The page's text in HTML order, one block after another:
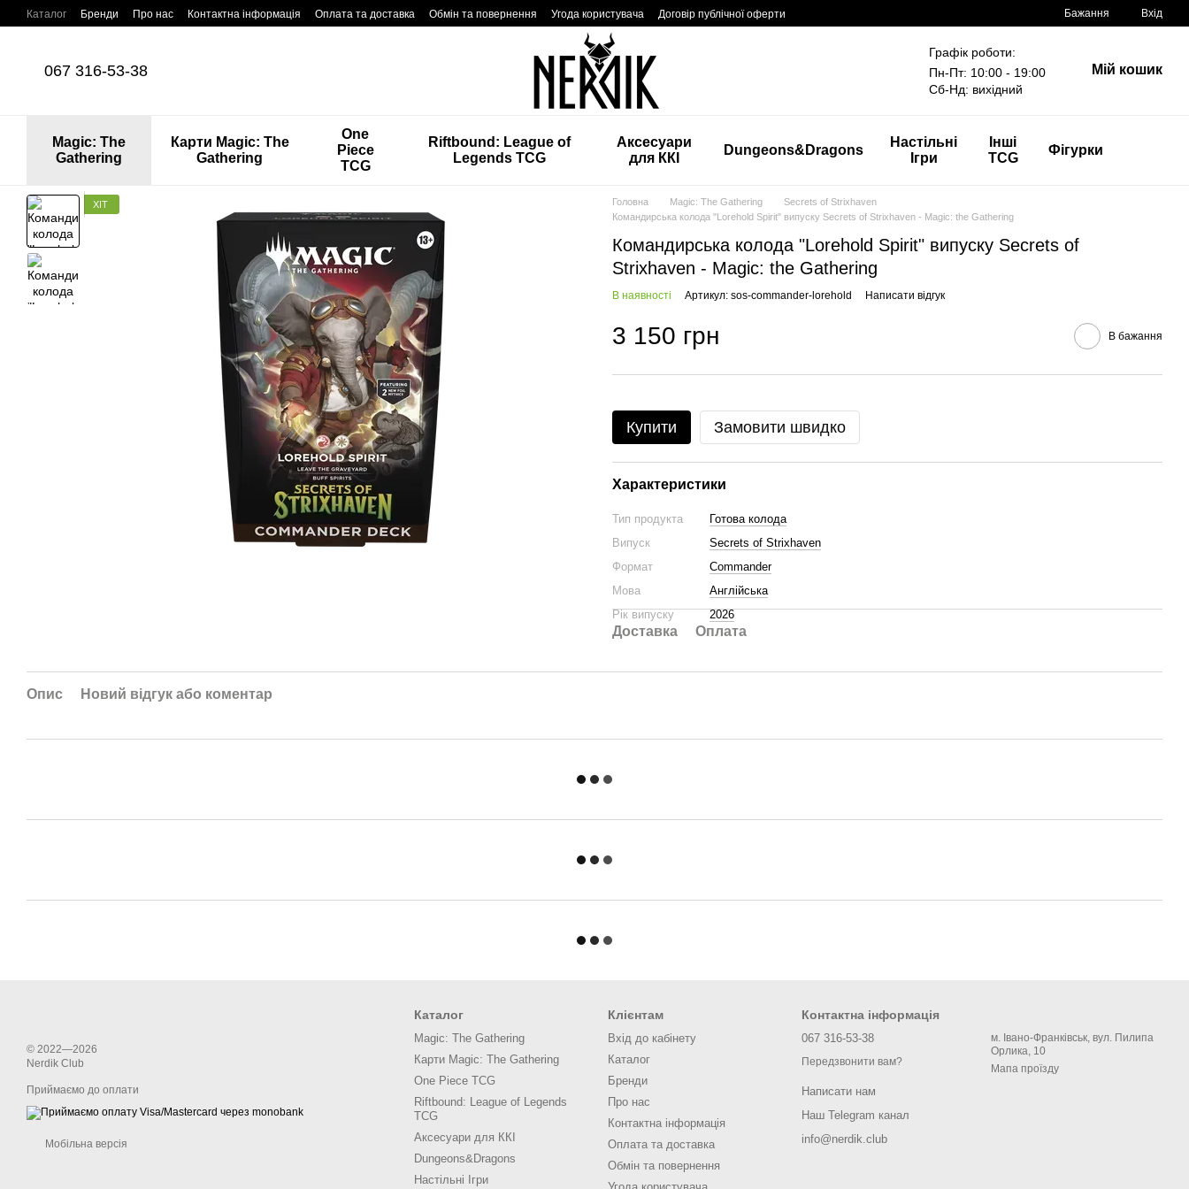
Перейти до основного контенту
Каталог Бренди Про нас Контактна інформація Оплата та доставка Обмін та повернення Угода користувача Договір публічної оферти Бажання Вхід
067 316-53-38
Графік роботи:
Пн-Пт: 10:00 - 19:00
Сб-Нд: вихідний
Мій кошик
Magic: The
Gathering
Карти Magic: The
Gathering
One
Piece
TCG
Riftbound: League of
Legends TCG
Аксесуари
для ККІ
Dungeons&Dragons
Настільні
Ігри
Інші
TCG
Фігурки
ХІТ Головна Magic: The Gathering
Secrets of Strixhaven
Командирська колода "Lorehold Spirit" випуску Secrets of Strixhaven - Magic: the Gathering
Командирська колода "Lorehold Spirit" випуску Secrets of
Strixhaven - Magic: the Gathering
В наявності Артикул: sos-commander-lorehold Написати відгук
3 150 грн В бажання
Купити Замовити швидко
Характеристики
Тип продукта
Готова колода
Випуск
Secrets of Strixhaven
Формат
Commander
Мова
Англійська
Рік випуску
2026
Доставка Оплата
Опис Новий відгук або коментар
© 2022—2026
Nerdik Club
Приймаємо до оплати
Мобільна версія
Каталог
Magic: The Gathering
Карти Magic: The Gathering
One Piece TCG
Riftbound: League of Legends
TCG
Аксесуари для ККІ
Dungeons&Dragons
Настільні Ігри
Клієнтам
Вхід до кабінету
Каталог
Бренди
Про нас
Контактна інформація
Оплата та доставка
Обмін та повернення
Контактна інформація
067 316-53-38
Передзвонити вам?
Написати нам
Наш Telegram канал
info@nerdik.club
м. Івано-Франківськ, вул. Пилипа
Орлика, 10
Мапа проїзду